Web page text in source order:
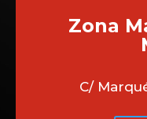
Zona
C/